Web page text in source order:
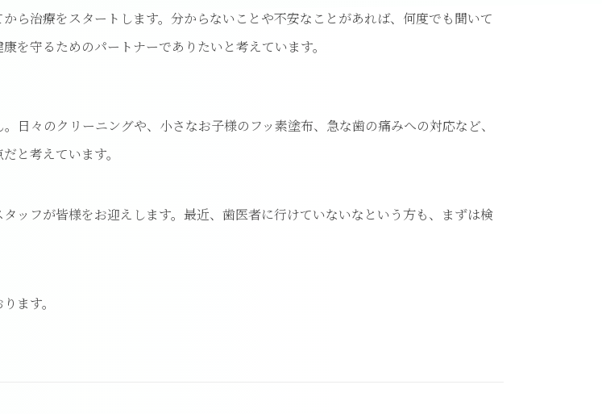
ら治療をスタートします。分からないことや不安なことがあれば、何度でも聞いて
を守るためのパートナーでありたいと考えています。
日々のクリーニングや、小さなお子様のフッ素塗布、急な歯の痛みへの対応など、
と考えています。
ッフが皆様をお迎えします。最近、歯医者に行けていないなという方も、まずは検
ます。